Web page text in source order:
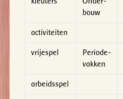
bouw
activiteiten
vrijespel
Periode-
vakken
arbeidsspel